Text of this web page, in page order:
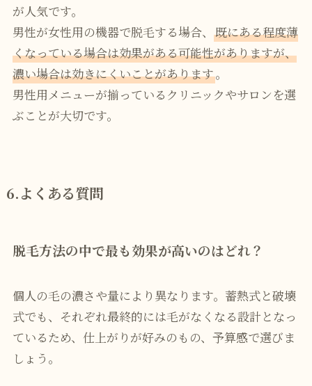
が人気です。
男性が女性用の機器で脱毛する場合、 既にある程度薄
くなっている場合は効果がある可能性がありますが、
濃い場合は効きにくいことがあります。
男性用メニューが揃っているクリニックやサロンを選
ぶことが大切です。
6.よくある質問
脱毛方法の中で最も効果が高いのはどれ？
個人の毛の濃さや量により異なります。蓄熱式と破壊
式でも、それぞれ最終的には毛がなくなる設計となっ
ているため、仕上がりが好みのもの、予算感で選びま
しょう。